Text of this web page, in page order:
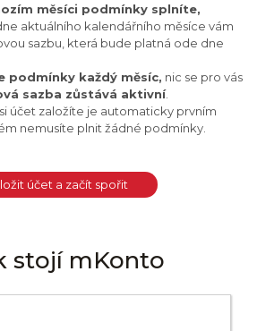
měsíci podmínky splníte,
aktuálního kalendářního měsíce vám
sazbu, která bude platná ode dne
podmínky každý měsíc, nic se pro vás
sazba zůstává aktivní.
účet založíte je automaticky prvním
nemusíte plnit žádné podmínky.
účet a začít spořit
stojí mKonto